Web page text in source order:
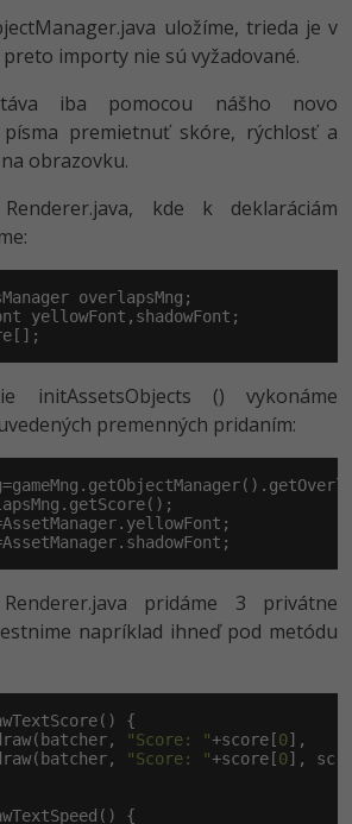
uložíme, trieda je v
importy nie sú vyžadované.
iba pomocou nášho novo
písma premietnuť skóre, rýchlosť a
obrazovku.
kde k deklaráciám
initAssetsObjects () vykonáme
premenných pridaním:
pridáme 3 privátne
napríklad ihneď pod metódu
{
"Score: "+score[0],
"Score: "+score[0],
{